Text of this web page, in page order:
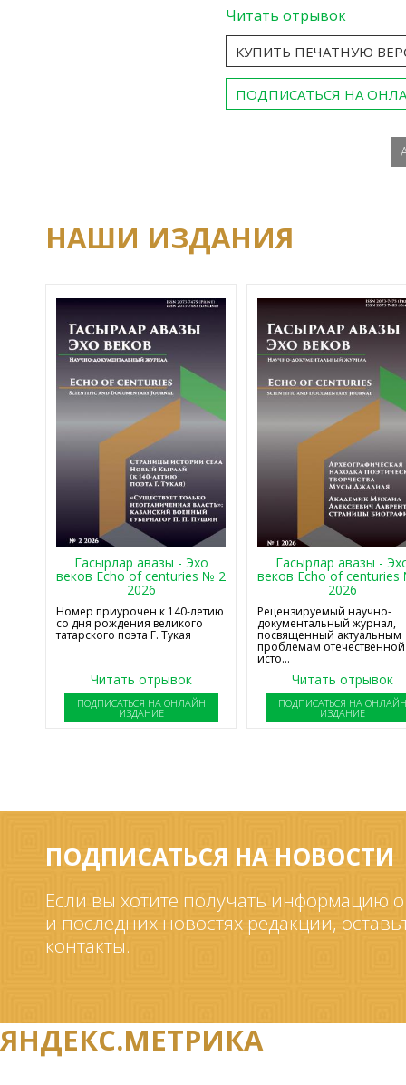
Читать отрывок
КУПИТЬ ПЕЧАТНУЮ
ПОДПИСАТЬСЯ НА
НАШИ ИЗДАНИЯ
Гасырлар авазы - Эхо
веков Echo of centuries № 2
2026
Номер приурочен к 140-летию
со дня рождения великого
татарского поэта Г. Тукая
Читать отрывок
ПОДПИСАТЬСЯ НА ОНЛАЙН
ИЗДАНИЕ
Гасырлар авазы -
веков Echo of
2026
Рецензируемый научно-
документальный журнал,
посвященный актуальным
проблемам отечественной
исто...
Читать отрывок
ПОДПИСАТЬСЯ НА
ИЗДАНИЕ
ПОДПИСАТЬСЯ НА НОВОСТИ
Если вы хотите получать информацию
и последних новостях редакции,
контакты.
ЯНДЕКС.МЕТРИКА